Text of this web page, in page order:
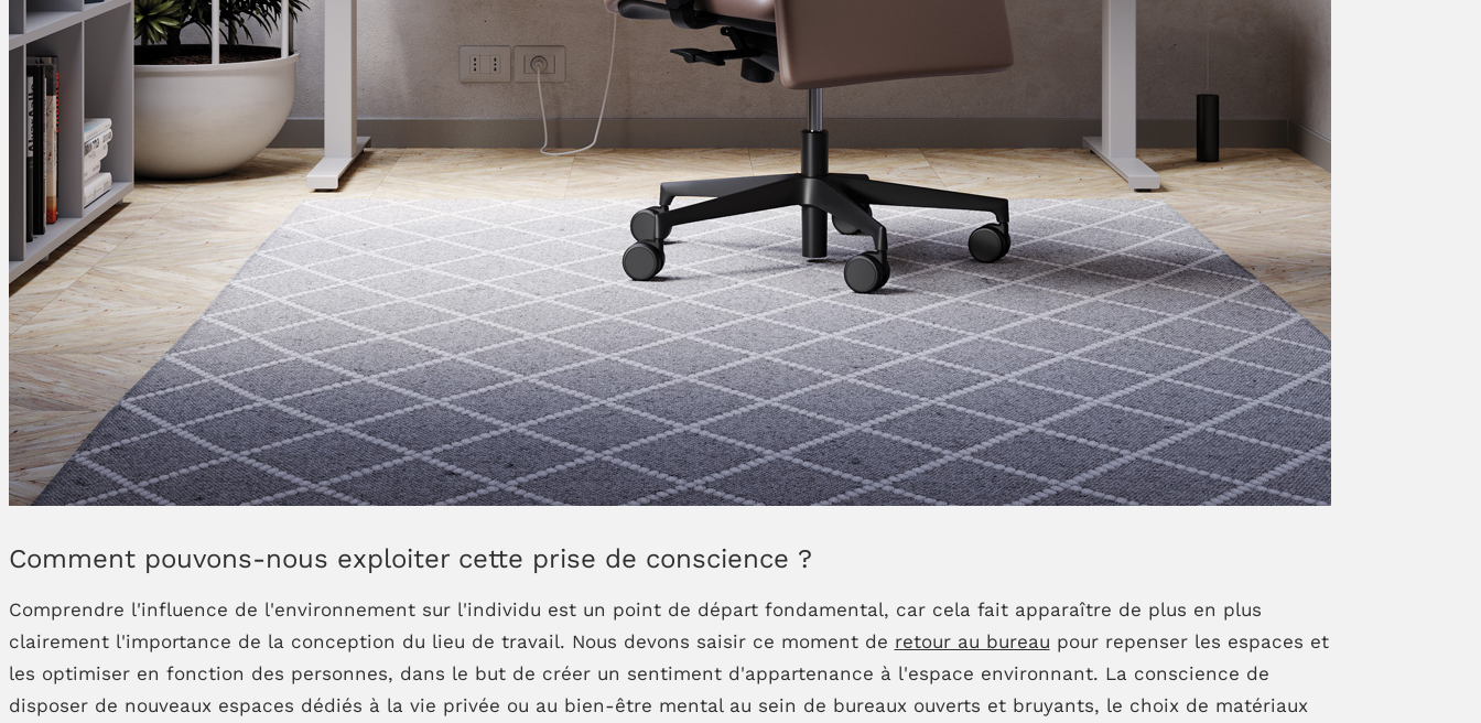
Comment pouvons-nous exploiter cette prise de conscience ?
Comprendre l'influence de l'environnement sur l'individu est un point de départ fondamental, car cela fait apparaître de plus en plus
clairement l'importance de la conception du lieu de travail. Nous devons saisir ce moment de retour au bureau pour repenser les espaces et
les optimiser en fonction des personnes, dans le but de créer un sentiment d'appartenance à l'espace environnant. La conscience de
disposer de nouveaux espaces dédiés à la vie privée ou au bien-être mental au sein de bureaux ouverts et bruyants, le choix de matériaux